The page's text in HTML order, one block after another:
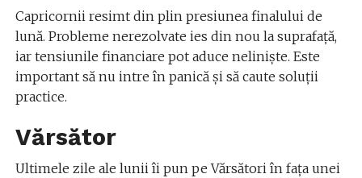
Capricornii resimt din plin presiunea finalului de
lună. Probleme nerezolvate ies din nou la suprafață,
iar tensiunile financiare pot aduce neliniște. Este
important să nu intre în panică și să caute soluții
practice.
Vărsător
Ultimele zile ale lunii îi pun pe Vărsători în fața unei